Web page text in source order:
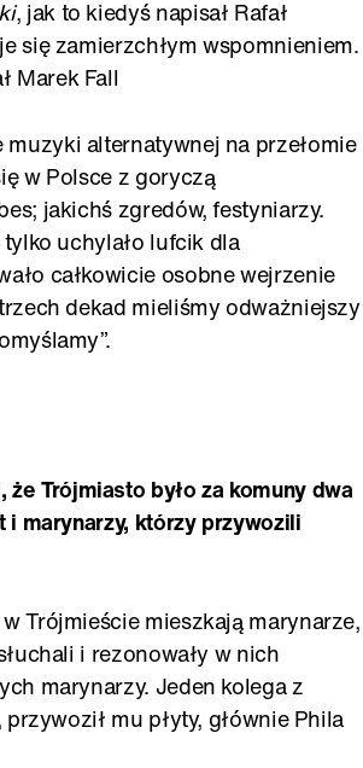
, jak to kiedyś napisał Rafał
się zamierzchłym wspomnieniem.
Marek Fall
alternatywnej na przełomie
w Polsce z goryczą
jakichś zgredów, festyniarzy.
uchylało lufcik dla
całkowicie osobne wejrzenie
dekad mieliśmy odważniejszy
że Trójmiasto było za komuny dwa
marynarzy, którzy przywozili
Trójmieście mieszkają marynarze,
i rezonowały w nich
marynarzy. Jeden kolega z
mu płyty, głównie Phila